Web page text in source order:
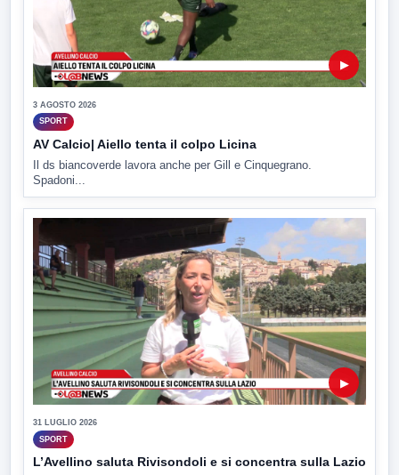
▶
3 AGOSTO 2026
SPORT
AV Calcio| Aiello tenta il colpo Licina
Il ds biancoverde lavora anche per Gill e Cinquegrano.
Spadoni...
▶
31 LUGLIO 2026
SPORT
L’Avellino saluta Rivisondoli e si concentra sulla Lazio